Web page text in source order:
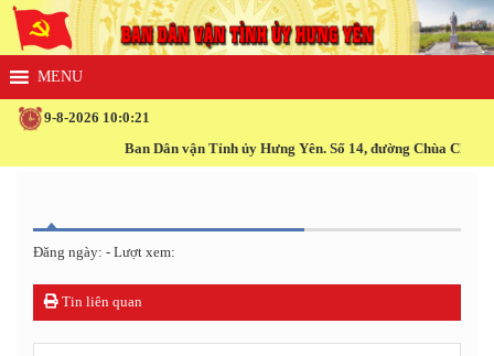
9-8-2026 10:0:21
Ban Dân vận Tỉnh ủy Hưng Yên. Số 14, đường Chùa
Đăng ngày: - Lượt xem:
Tin liên quan